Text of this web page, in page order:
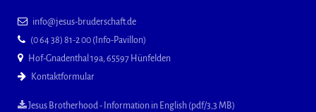
info@jesus-bruderschaft.de
(0 64 38) 81-2 00 (Info-Pavillon)
Hof-Gnadenthal 19a, 65597 Hünfelden
Kontaktformular
Jesus Brotherhood - Information in English (pdf/3,3 MB)